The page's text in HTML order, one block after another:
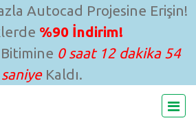
Autocad Projesine Erişin!
%90 İndirim!
0 saat 12 dakika 53
saniyeKaldı.